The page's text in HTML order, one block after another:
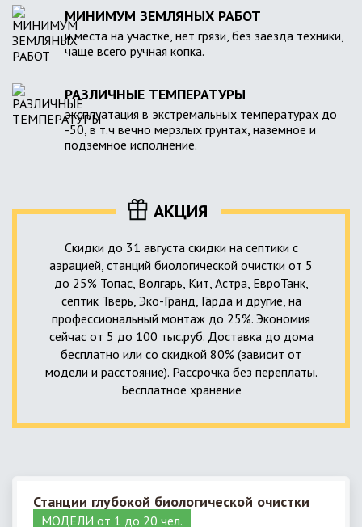
МИНИМУМ ЗЕМЛЯНЫХ РАБОТ
и места на участке, нет грязи, без заезда техники,
чаще всего ручная копка.
РАЗЛИЧНЫЕ ТЕМПЕРАТУРЫ
эксплуатация в экстремальных температурах до
-50, в т.ч вечно мерзлых грунтах, наземное и
подземное исполнение.
АКЦИЯ
Скидки до 31 августа скидки на септики с
аэрацией, станций биологической очистки от 5
до 25% Топас, Волгарь, Кит, Астра, ЕвроТанк,
септик Тверь, Эко-Гранд, Гарда и другие, на
профессиональный монтаж до 25%. Экономия
сейчас от 5 до 100 тыс.руб. Доставка до дома
бесплатно или со скидкой 80% (зависит от
модели и расстояние). Рассрочка без переплаты.
Бесплатное хранение
Станции глубокой биологической очистки
МОДЕЛИ от 1 до 20 чел.